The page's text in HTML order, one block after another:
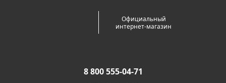
Официальный
интернет-магазин
8 800 555-04-71